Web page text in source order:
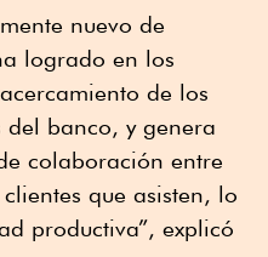
nuevo de
logrado en los
de los
del banco, y genera
colaboración entre
que asisten, lo
productiva”, explicó